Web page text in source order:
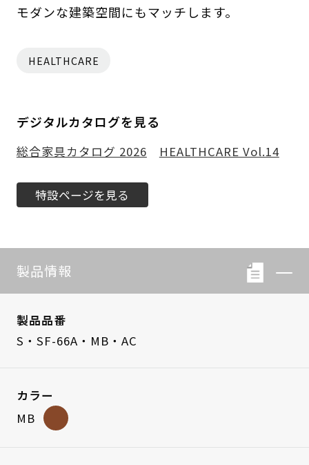
モダンな建築空間にもマッチします。
HEALTHCARE
デジタルカタログを見る
総合家具カタログ 2026 HEALTHCARE Vol.14
特設ページを見る
製品情報
製品品番
S・SF-66A・MB・AC
カラー
MB